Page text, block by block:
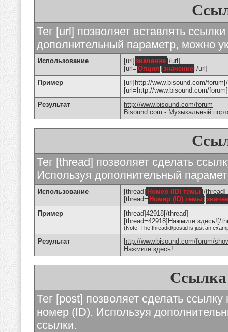
Тег [url] позволяет вставлять
дополнительный параметр, можно
Использование [url] значение [/url]
[url= Опция ] значение [/url]
Пример
[url]http://www.bisound.com/
[url=http://www.bisound.com/
Результат
http://www.bisound.com/forum
Bisound.com - Музыкальный
Тег [thread] позволяет сделать
Используя дополнительный
Использование [thread] Номер (ID) темы [/thread]
[thread= Номер (ID) темы]
Пример
[thread]42918[/thread]
[thread=42918]Нажмите здесь![/
(Note: The threadid/postid is just an
Результат
http://www.bisound.com/forum/
Нажмите здесь!
Ссылка
Тег [post] позволяет сделать
номер (ID). Используя
ссылки.